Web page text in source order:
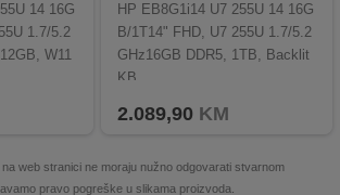
14 16G
1.7/5.2
W11
HP EB8G1i14 U7 255U 14 16G
B/1T14" FHD, U7 255U 1.7/5.2
GHz16GB DDR5, 1TB, Backlit
KB
2.089,90 KM
web stranici ne moraju nužno odgovarati stvarnom
pravo pogreške u slikama proizvoda.